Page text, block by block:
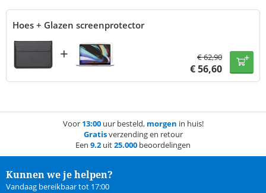
Hoes + Glazen screenprotector
+ €62,90
€56,60
Voor 13:00uur besteld, morgen in huis!
Gratisverzending en retour
Een 9.2 uit25.000 beoordelingen
Kunnen we je helpen?
Vandaag bereikbaar tot 17:00